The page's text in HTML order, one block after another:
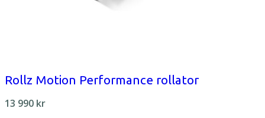
Rollz Motion Performance rollator
13 990 kr